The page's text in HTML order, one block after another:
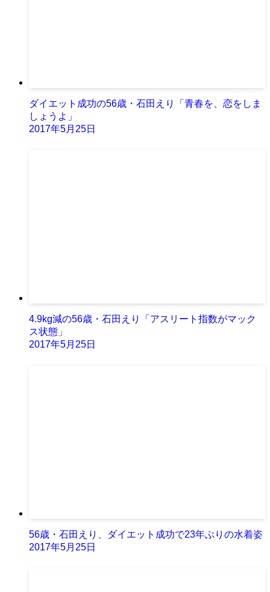
ダイエット成功の56歳・石田えり「青春を、恋をしま
しょうよ」
2017年5月25日
4.9kg減の56歳・石田えり「アスリート指数がマック
ス状態」
2017年5月25日
56歳・石田えり、ダイエット成功で23年ぶりの水着姿
2017年5月25日